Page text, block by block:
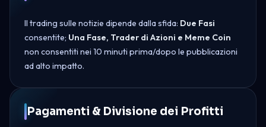
Il trading sulle notizie dipende dalla sfida: Due Fasi
consentite; Una Fase, Trader di Azioni e Meme Coin
non consentiti nei 10 minuti prima/dopo le pubblicazioni
ad alto impatto.
Pagamenti & Divisione dei Profitti